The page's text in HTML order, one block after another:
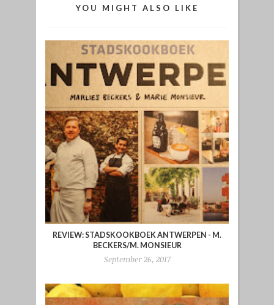
YOU MIGHT ALSO LIKE
REVIEW: STADSKOOKBOEK ANTWERPEN - M.
BECKERS/M. MONSIEUR
September 26, 2017